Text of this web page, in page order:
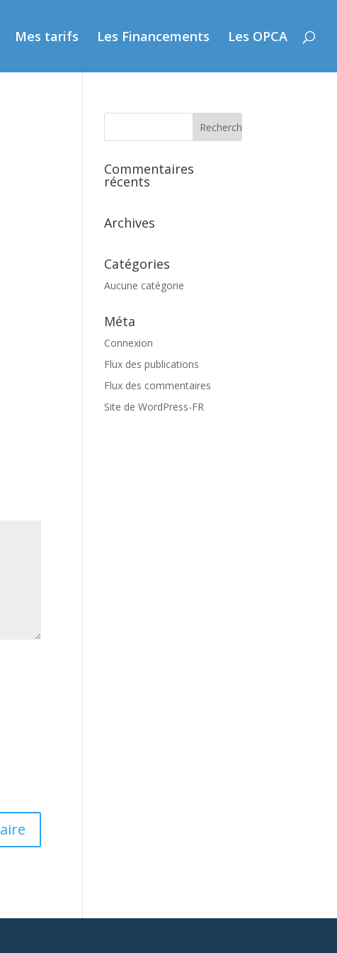
Mes tarifs Les Financements Les OPCA
Commentaires
récents
Archives
Catégories
Aucune catégorie
Méta
Connexion
Flux des publications
Flux des commentaires
Site de WordPress-FR